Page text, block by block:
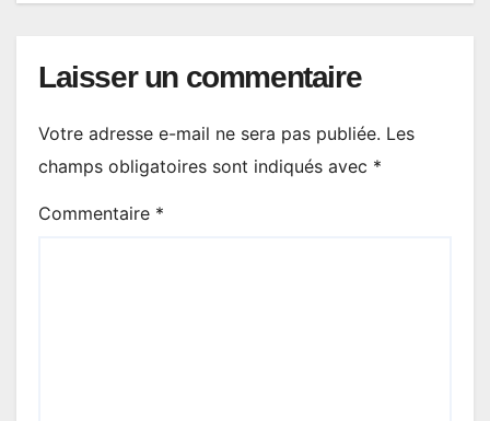
Laisser un commentaire
Votre adresse e-mail ne sera pas publiée. Les
champs obligatoires sont indiqués avec *
Commentaire *